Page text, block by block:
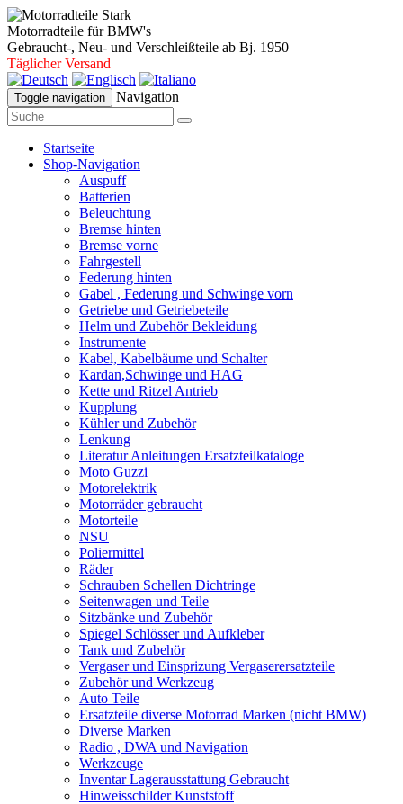
Motorradteile für BMW's
Gebraucht-, Neu- und Verschleißteile ab Bj. 1950
Täglicher Versand
Toggle navigation Navigation
Startseite
Shop-Navigation
Auspuff
Batterien
Beleuchtung
Bremse hinten
Bremse vorne
Fahrgestell
Federung hinten
Gabel , Federung und Schwinge vorn
Getriebe und Getriebeteile
Helm und Zubehör Bekleidung
Instrumente
Kabel, Kabelbäume und Schalter
Kardan,Schwinge und HAG
Kette und Ritzel Antrieb
Kupplung
Kühler und Zubehör
Lenkung
Literatur Anleitungen Ersatzteilkataloge
Moto Guzzi
Motorelektrik
Motorräder gebraucht
Motorteile
NSU
Poliermittel
Räder
Schrauben Schellen Dichtringe
Seitenwagen und Teile
Sitzbänke und Zubehör
Spiegel Schlösser und Aufkleber
Tank und Zubehör
Vergaser und Einsprizung Vergaserersatzteile
Zubehör und Werkzeug
Auto Teile
Ersatzteile diverse Motorrad Marken (nicht BMW)
Diverse Marken
Radio , DWA und Navigation
Werkzeuge
Inventar Lagerausstattung Gebraucht
Hinweisschilder Kunststoff